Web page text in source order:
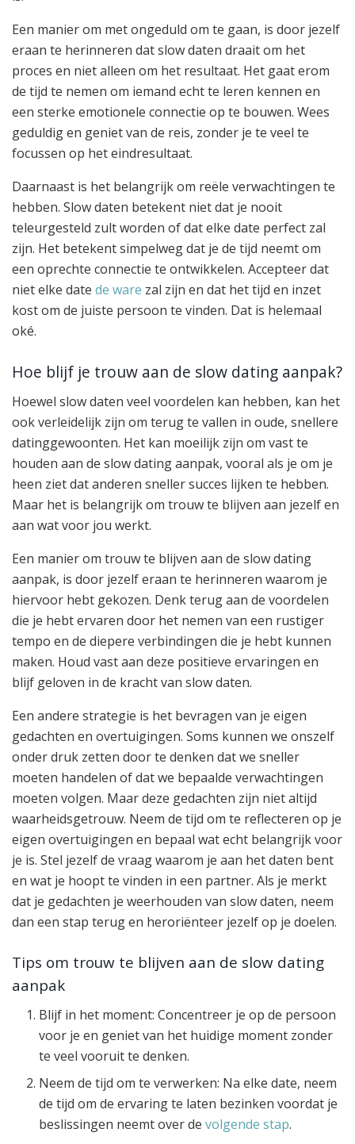
Een manier om met ongeduld om te gaan, is door jezelf
eraan te herinneren dat slow daten draait om het
proces en niet alleen om het resultaat. Het gaat erom
de tijd te nemen om iemand echt te leren kennen en
een sterke emotionele connectie op te bouwen. Wees
geduldig en geniet van de reis, zonder je te veel te
focussen op het eindresultaat.
Daarnaast is het belangrijk om reële verwachtingen te
hebben. Slow daten betekent niet dat je nooit
teleurgesteld zult worden of dat elke date perfect zal
zijn. Het betekent simpelweg dat je de tijd neemt om
een oprechte connectie te ontwikkelen. Accepteer dat
niet elke date de ware zal zijn en dat het tijd en inzet
kost om de juiste persoon te vinden. Dat is helemaal
oké.
Hoe blijf je trouw aan de slow dating aanpak?
Hoewel slow daten veel voordelen kan hebben, kan het
ook verleidelijk zijn om terug te vallen in oude, snellere
datinggewoonten. Het kan moeilijk zijn om vast te
houden aan de slow dating aanpak, vooral als je om je
heen ziet dat anderen sneller succes lijken te hebben.
Maar het is belangrijk om trouw te blijven aan jezelf en
aan wat voor jou werkt.
Een manier om trouw te blijven aan de slow dating
aanpak, is door jezelf eraan te herinneren waarom je
hiervoor hebt gekozen. Denk terug aan de voordelen
die je hebt ervaren door het nemen van een rustiger
tempo en de diepere verbindingen die je hebt kunnen
maken. Houd vast aan deze positieve ervaringen en
blijf geloven in de kracht van slow daten.
Een andere strategie is het bevragen van je eigen
gedachten en overtuigingen. Soms kunnen we onszelf
onder druk zetten door te denken dat we sneller
moeten handelen of dat we bepaalde verwachtingen
moeten volgen. Maar deze gedachten zijn niet altijd
waarheidsgetrouw. Neem de tijd om te reflecteren op je
eigen overtuigingen en bepaal wat echt belangrijk voor
je is. Stel jezelf de vraag waarom je aan het daten bent
en wat je hoopt te vinden in een partner. Als je merkt
dat je gedachten je weerhouden van slow daten, neem
dan een stap terug en heroriënteer jezelf op je doelen.
Tips om trouw te blijven aan de slow dating
aanpak
Blijf in het moment: Concentreer je op de persoon
voor je en geniet van het huidige moment zonder
te veel vooruit te denken.
Neem de tijd om te verwerken: Na elke date, neem
de tijd om de ervaring te laten bezinken voordat je
beslissingen neemt over devolgende stap.